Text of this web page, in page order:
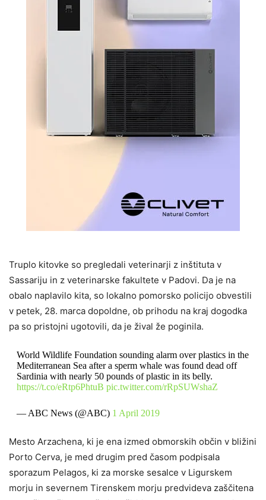
Truplo kitovke so pregledali veterinarji z inštituta v
Sassariju in z veterinarske fakultete v Padovi. Da je na
obalo naplavilo kita, so lokalno pomorsko policijo obvestili
v petek, 28. marca dopoldne, ob prihodu na kraj dogodka
pa so pristojni ugotovili, da je žival že poginila.
World Wildlife Foundation sounding alarm over plastics in the
Mediterranean Sea after a sperm whale was found dead off
Sardinia with nearly 50 pounds of plastic in its belly.
https://t.co/eRtp6PhtuB pic.twitter.com/rRpSUWshaZ
— ABC News (@ABC) 1 April 2019
Mesto Arzachena, ki je ena izmed obmorskih občin v bližini
Porto Cerva, je med drugim pred časom podpisala
sporazum Pelagos, ki za morske sesalce v Ligurskem
morju in severnem Tirenskem morju predvideva zaščitena